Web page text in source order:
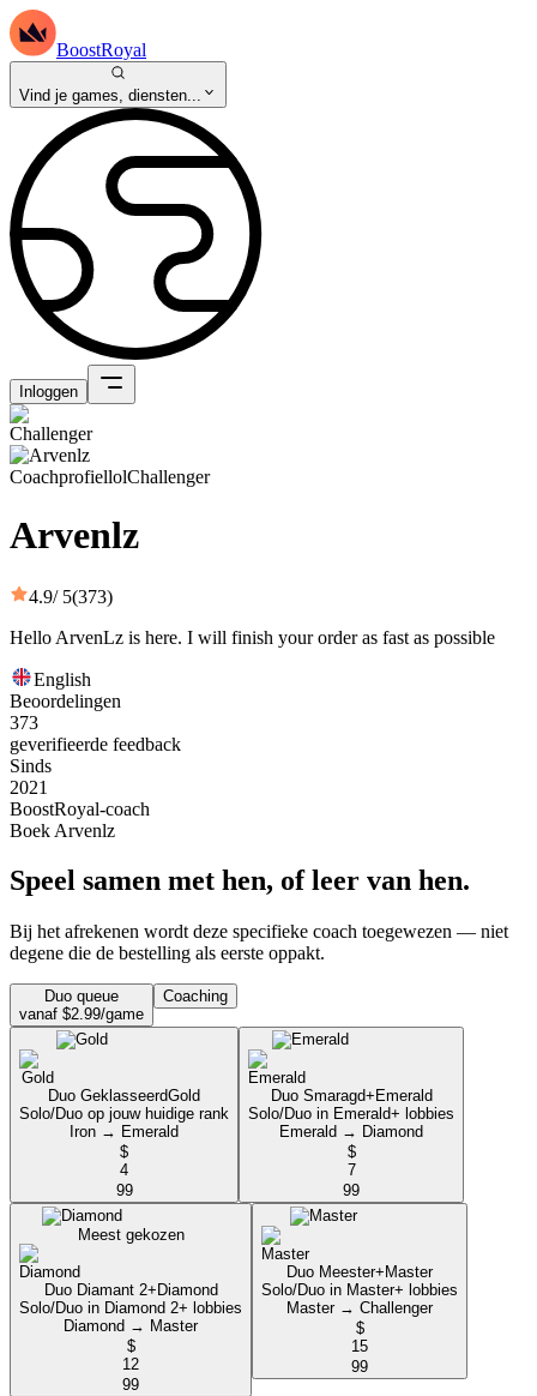
BoostRoyal
Vind je games, diensten...
Inloggen
CoachprofiellolChallenger
Arvenlz
4.9/ 5(373)
Hello ArvenLz is here. I will finish your order as fast as possible
English
Beoordelingen
373
geverifieerde feedback
Sinds
2021
BoostRoyal-coach
Boek Arvenlz
Speel samen met hen, of leer van hen.
Bij het afrekenen wordt deze specifieke coach toegewezen — niet
degene die de bestelling als eerste oppakt.
Duo queue
vanaf $2.99/game
Coaching
Duo GeklasseerdGold
Solo/Duo op jouw huidige rank
Iron → Emerald
$
4
99
Duo Smaragd+ Emerald
Solo/Duo in Emerald+ lobbies
Emerald → Diamond
$
7
99
Meest gekozen
Duo Diamant 2+ Diamond
Solo/Duo in Diamond 2+ lobbies
Diamond → Master
$
12
99
Duo Meester+ Master
Solo/Duo in Master+ lobbies
Master → Challenger
$
15
99